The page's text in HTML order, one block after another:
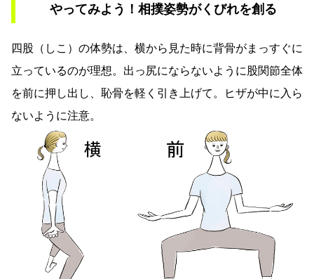
やってみよう！相撲姿勢がくびれを創る
四股（しこ）の体勢は、横から見た時に背骨がまっすぐに
立っているのが理想。出っ尻にならないように股関節全体
を前に押し出し、恥骨を軽く引き上げて。ヒザが中に入ら
ないように注意。